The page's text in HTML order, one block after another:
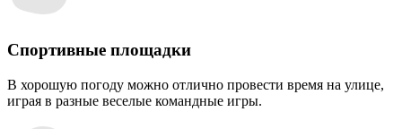
Спортивные площадки
В хорошую погоду можно отлично провести время на улице,
играя в разные веселые командные игры.